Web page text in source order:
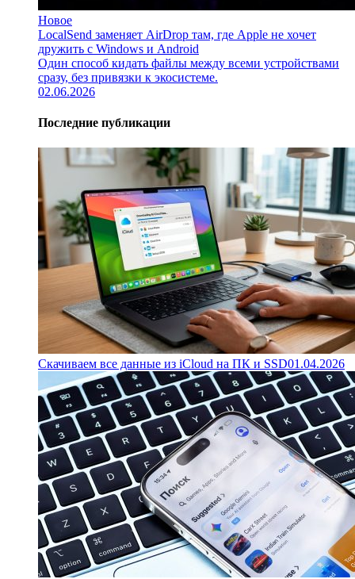
Новое
LocalSend заменяет AirDrop там, где Apple не хочет
дружить с Windows и Android
Один способ кидать файлы между всеми устройствами
сразу, без привязки к экосистеме.
02.06.2026
Последние публикации
Скачиваем все данные из iCloud на ПК и SSD01.04.2026